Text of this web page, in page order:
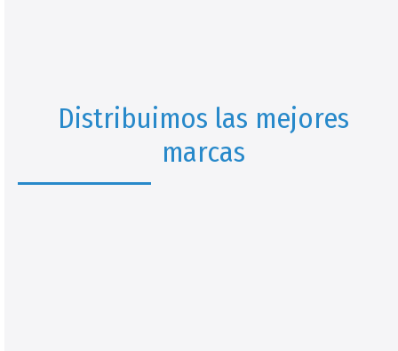
Distribuimos las mejores
marcas